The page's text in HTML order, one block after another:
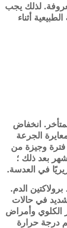
لذلك يجب
أثناء
انخفاض
الجرعة
فترة وجيزة من
فترات 6 أشهر بعد ذلك ؛
في العدسة.
الدم.
شديد في حالات
الكلوي وأمراض
درجة حرارة